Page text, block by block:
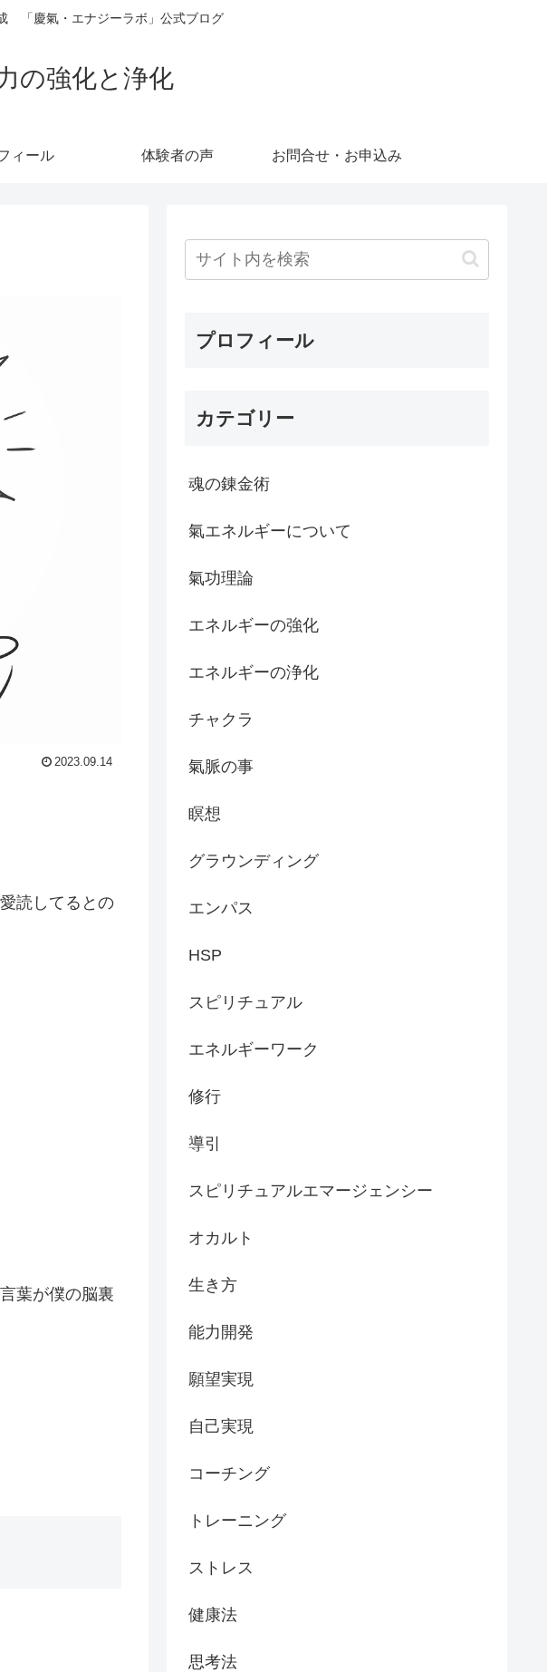
「慶氣・エナジーラボ」公式ブログ
の強化と浄化
ィール 体験者の声 お問合せ・お申込み
2023.09.14
読してるとの
葉が僕の脳裏
プロフィール
カテゴリー
魂の錬金術
氣エネルギーについて
氣功理論
エネルギーの強化
エネルギーの浄化
チャクラ
氣脈の事
瞑想
グラウンディング
エンパス
HSP
スピリチュアル
エネルギーワーク
修行
導引
スピリチュアルエマージェンシー
オカルト
生き方
能力開発
願望実現
自己実現
コーチング
トレーニング
ストレス
健康法
思考法